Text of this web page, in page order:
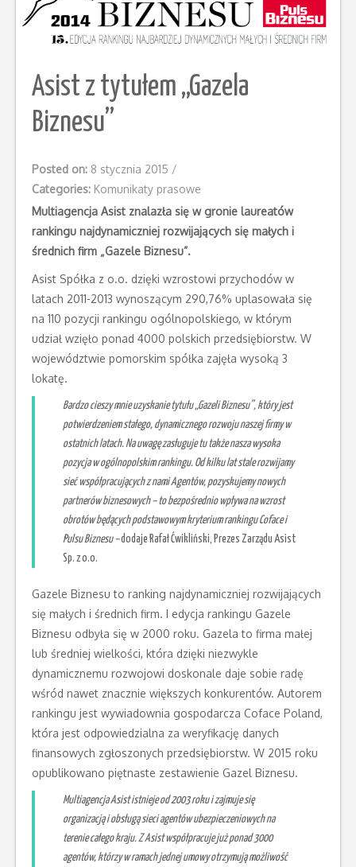
Asist z tytułem „Gazela
Biznesu”
Posted on: 8 stycznia 2015 /
Categories: Komunikaty prasowe
Multiagencja Asist znalazła się w gronie laureatów
rankingu najdynamiczniej rozwijających się małych i
średnich firm „Gazele Biznesu”.
Asist Spółka z o.o. dzięki wzrostowi przychodów w
latach 2011-2013 wynoszącym 290,76% uplasowała się
na 110 pozycji rankingu ogólnopolskiego, w którym
udział wzięło ponad 4000 polskich przedsiębiorstw. W
województwie pomorskim spółka zajęła wysoką 3
lokatę.
Bardzo cieszy mnie uzyskanie tytułu „Gazeli Biznesu”, który jest
potwierdzeniem stałego, dynamicznego rozwoju naszej firmy w
ostatnich latach. Na uwagę zasługuje tu także nasza wysoka
pozycja w ogólnopolskim rankingu. Od kilku lat stale rozwijamy
sieć współpracujących z nami Agentów, pozyskujemy nowych
partnerów biznesowych – to bezpośrednio wpływa na wzrost
obrotów będących podstawowym kryterium rankingu Coface i
Pulsu Biznesu –dodaje Rafał Ćwikliński, Prezes Zarządu Asist
Sp. z o.o.
Gazele Biznesu to ranking najdynamiczniej rozwijających
się małych i średnich firm. I edycja rankingu Gazele
Biznesu odbyła się w 2000 roku. Gazela to firma małej
lub średniej wielkości, która dzięki niezwykle
dynamicznemu rozwojowi doskonale daje sobie radę
wśród nawet znacznie większych konkurentów. Autorem
rankingu jest wywiadownia gospodarcza Coface Poland,
która jest odpowiedzialna za weryfikację danych
finansowych zgłoszonych przedsiębiorstw. W 2015 roku
opublikowano piętnaste zestawienie Gazel Biznesu.
Multiagencja Asist istnieje od 2003 roku i zajmuje się
organizacją i obsługą sieci agentów ubezpieczeniowych na
terenie całego kraju. Z Asist współpracuje już ponad 3000
agentów, którzy w ramach jednej umowy otrzymują możliwość